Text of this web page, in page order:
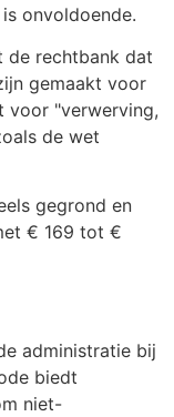
onvoldoende.
de rechtbank dat
gemaakt voor
voor "verwerving,
de wet
gegrond en
€ 169 tot €
administratie bij
biedt
niet-